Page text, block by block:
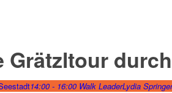
Grätzltour
14:00 - 16:00 Walk LeaderLydia